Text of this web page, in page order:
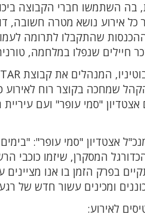
בה השתמשו חברי הקבוצה
כל אירוע נושא מטרה חשובה,
שהתקבלו לתרומה
חיילים שנפלו במלחמה,
שמחכה בקוצר רוח
"סמי עופר" ועם
אצטדיון "סמי עופר":
בפרק הזמן בו אנו
ומכינים עשור חדש של
לאירוע: